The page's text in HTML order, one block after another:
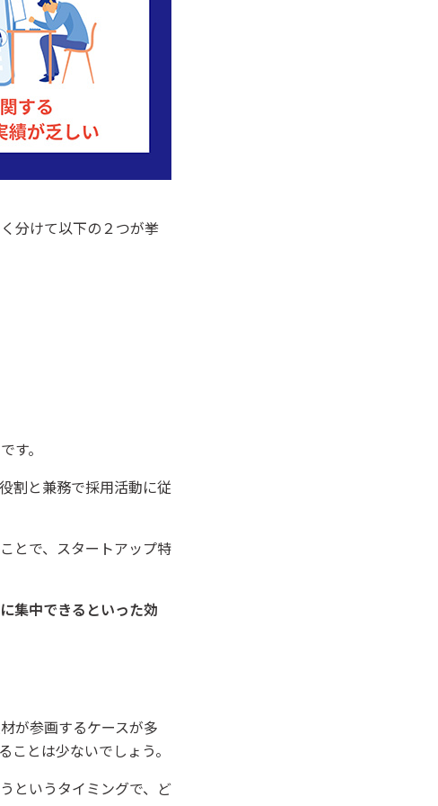
分けて以下の２つが挙
す。
割と兼務で採用活動に従
とで、スタートアップ特
集中できるといった効
が参画するケースが多
とは少ないでしょう。
というタイミングで、ど